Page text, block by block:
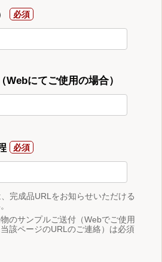
Webにてご使用の場合）
完成品URLをお知らせいただける
のサンプルご送付（Webでご使用
該ページのURLのご連絡）は必須